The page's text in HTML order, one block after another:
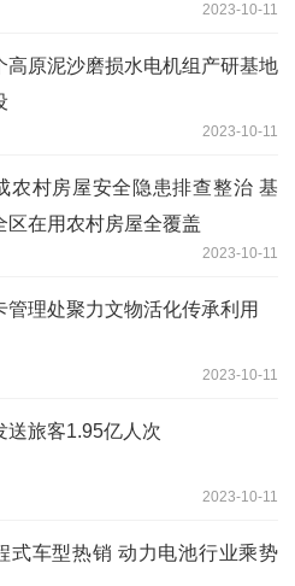
2023-10-11
高原泥沙磨损水电机组产研基地
2023-10-11
农村房屋安全隐患排查整治 基
区在用农村房屋全覆盖
2023-10-11
管理处聚力文物活化传承利用
2023-10-11
送旅客1.95亿人次
2023-10-11
式车型热销 动力电池行业乘势